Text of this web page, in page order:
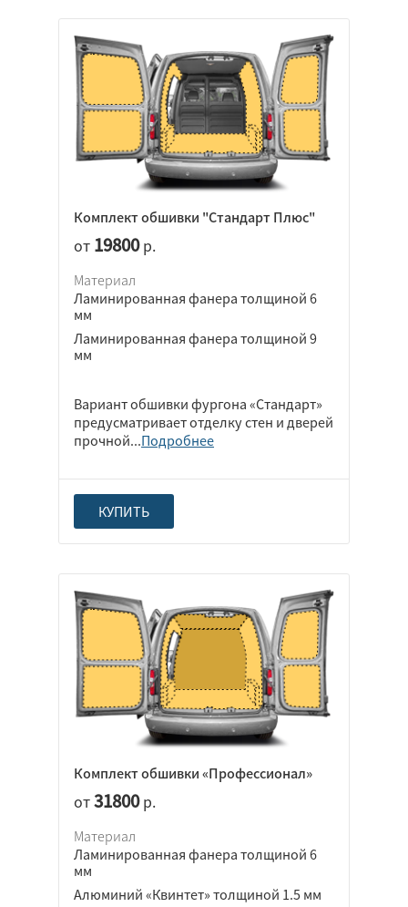
Комплект обшивки "Стандарт Плюс"
от 19800р.
Материал
Ламинированная фанера толщиной 6
мм
Ламинированная фанера толщиной 9
мм
Вариант обшивки фургона «Стандарт»
предусматривает отделку стен и дверей
прочной...Подробнее
КУПИТЬ
Комплект обшивки «Профессионал»
от31800р.
Материал
Ламинированная фанера толщиной 6
мм
Алюминий «Квинтет» толщиной 1.5 мм